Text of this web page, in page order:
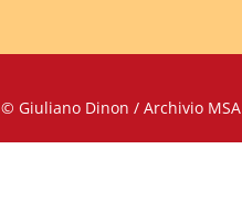
© Giuliano Dinon / Archivio MSA